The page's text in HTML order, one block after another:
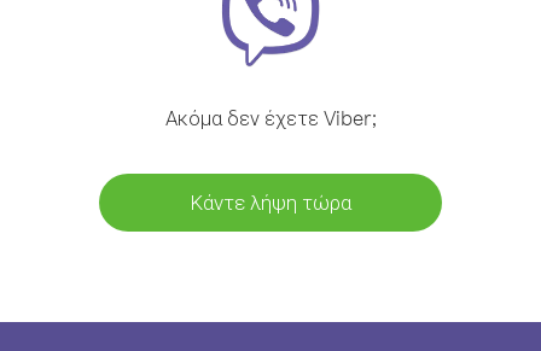
Ακόμα δεν έχετε Viber;
Κάντε λήψη τώρα